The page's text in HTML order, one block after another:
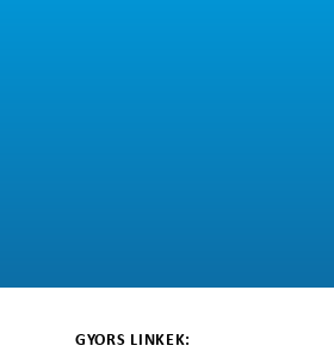
GYORS LINKEK: